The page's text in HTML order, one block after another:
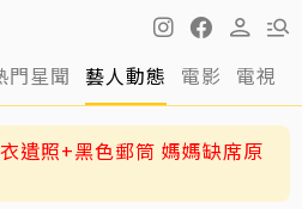
門星聞 藝人動態 電影 電視
親節！龍鳳胎兒吐「我沒有爸
話全網鼻酸
遺照+黑色郵筒 媽媽缺席原